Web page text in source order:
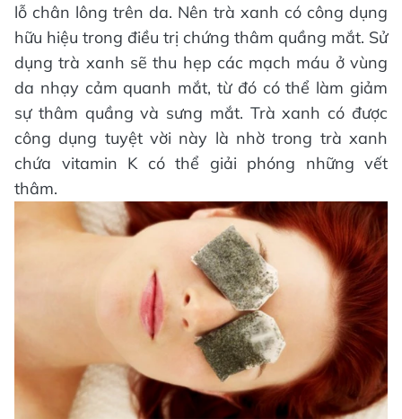
lỗ chân lông trên da. Nên trà xanh có công dụng
hữu hiệu trong điều trị chứng thâm quầng mắt. Sử
dụng trà xanh sẽ thu hẹp các mạch máu ở vùng
da nhạy cảm quanh mắt, từ đó có thể làm giảm
sự thâm quầng và sưng mắt. Trà xanh có được
công dụng tuyệt vời này là nhờ trong trà xanh
chứa vitamin K có thể giải phóng những vết
thâm.